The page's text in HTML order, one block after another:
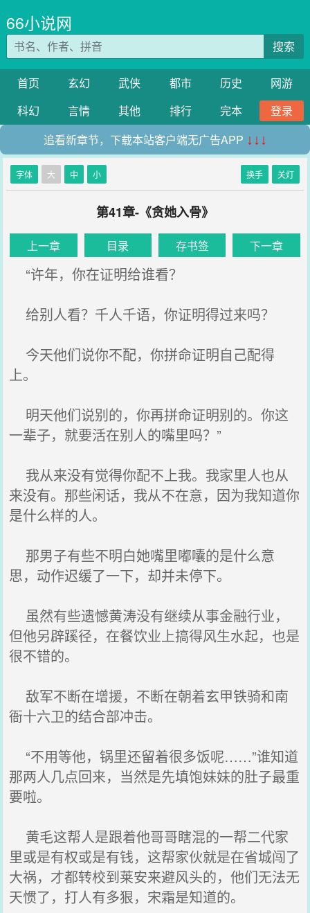
66小说网
搜索
首页 玄幻 武侠 都市 历史
网游
科幻
言情 其他 排行 完本
登录
追看新章节，下载本站客户端无广告APP ↓↓↓
字体 大 中 小 换手 关灯
第41章-《贪她入骨》
上一章 目录 存书签 下一章
“许年，你在证明给谁看？
给别人看？千人千语，你证明得过来吗？
今天他们说你不配，你拼命证明自己配得
上。
明天他们说别的，你再拼命证明别的。你这
一辈子，就要活在别人的嘴里吗？”
我从来没有觉得你配不上我。我家里人也从
来没有。那些闲话，我从不在意，因为我知道你
是什么样的人。
那男子有些不明白她嘴里嘟囔的是什么意
思，动作迟缓了一下，却并未停下。
虽然有些遗憾黄涛没有继续从事金融行业，
但他另辟蹊径，在餐饮业上搞得风生水起，也是
很不错的。
敌军不断在增援，不断在朝着玄甲铁骑和南
衙十六卫的结合部冲击。
“不用等他，锅里还留着很多饭呢……”谁知道
那两人几点回来，当然是先填饱妹妹的肚子最重
要啦。
黄毛这帮人是跟着他哥哥瞎混的一帮二代家
里或是有权或是有钱，这帮家伙就是在省城闯了
大祸，才都转校到莱安来避风头的，他们无法无
天惯了，打人有多狠，宋霜是知道的。